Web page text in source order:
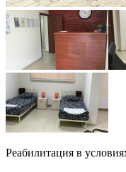
Реабилитация в